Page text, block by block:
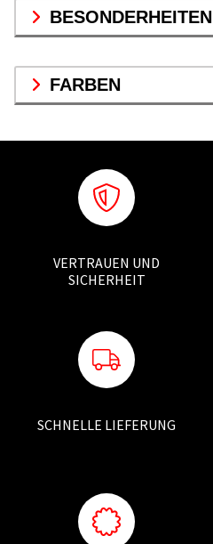
BESONDERHEITEN
FARBEN
VERTRAUEN UND
SICHERHEIT
SCHNELLE LIEFERUNG